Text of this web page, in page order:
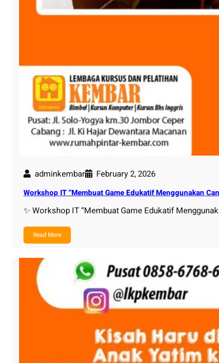
adminkembar February 2, 2026
Workshop IT “Membuat Game Edukatif Menggunakan
✨ Workshop IT “Membuat Game Edukatif
Read More